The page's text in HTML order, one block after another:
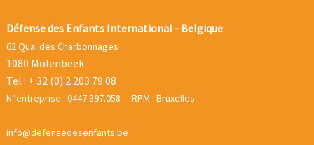
Défense des Enfants International - Belgique
62 Quai des Charbonnages
1080 Molenbeek
Tel : + 32 (0) 2 203 79 08
N°entreprise : 0447.397.058 - RPM : Bruxelles
info@defensedesenfants.be